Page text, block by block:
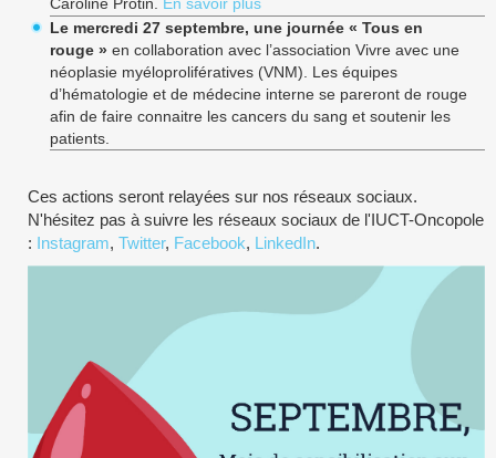
Le mercredi 27 septembre, une journée « Tous en
rouge » en collaboration avec l’association Vivre avec une
néoplasie myéloprolifératives (VNM). Les équipes
d’hématologie et de médecine interne se pareront de rouge
afin de faire connaitre les cancers du sang et soutenir les
patients.
Ces actions seront relayées sur nos réseaux sociaux.
N'hésitez pas à suivre les réseaux sociaux de l'IUCT-Oncopole
: Instagram, Twitter, Facebook, LinkedIn.